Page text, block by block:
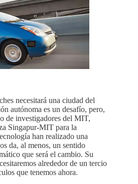
necesitará una ciudad del
autónoma es un desafío, pero,
de investigadores del MIT,
Singapur-MIT para la
han realizado una
da, al menos, un sentido
que será el cambio. Su
alrededor de un tercio
que tenemos ahora.